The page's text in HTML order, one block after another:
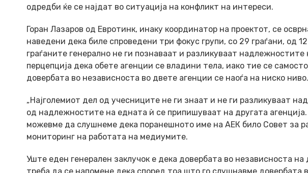
одредби ќе се најдат во ситуација на конфликт на интереси.
Горан Лазаров од Евротинк, инаку координатор на проeктот, се
наведени дека биле спроведени три фокус групи, со 29 граѓани, од
граѓаните генерално не ги познаваат и разликуваат
перцепција дека обете агенции се владини тела, иако тие се
довербата во независноста во двете агенции се наоѓа на ниско ниво.
„Најголемиот дел од учесниците не ги знаат и не ги разликуваат
од надлежностите на едната ѝ се припишуваат на другата
можевме да слушнеме дека поранешното име на АЕК било Совет за
мониторинг на работата на медиумите.
Уште еден генерален заклучок е дека довербата во независноста